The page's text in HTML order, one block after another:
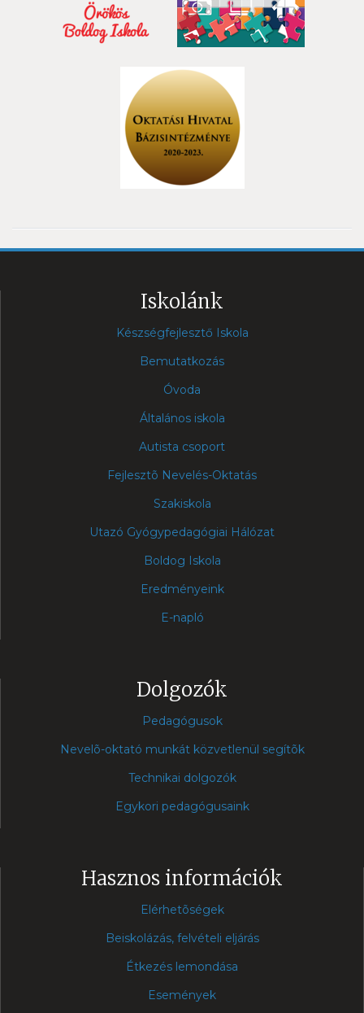
Iskolánk
Készségfejlesztő Iskola
Bemutatkozás
Óvoda
Általános iskola
Autista csoport
Fejlesztõ Nevelés-Oktatás
Szakiskola
Utazó Gyógypedagógiai Hálózat
Boldog Iskola
Eredményeink
E-napló
Dolgozók
Pedagógusok
Nevelõ-oktató munkát közvetlenül segítõk
Technikai dolgozók
Egykori pedagógusaink
Hasznos információk
Elérhetõségek
Beiskolázás, felvételi eljárás
Étkezés lemondása
Események